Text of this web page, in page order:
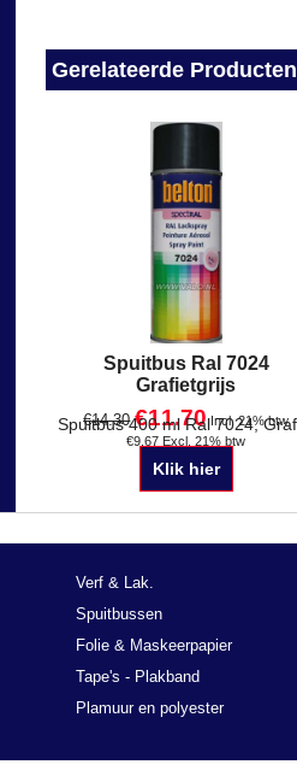
Gerelateerde Producten
Spuitbus Ral 7024
Grafietgrijs
€14.30 €11.70 Incl. 21% btw
€9.67 Excl. 21% btw
Klik hier
Verf & Lak.
Spuitbussen
Folie & Maskeerpapier
Plamuur en polyester